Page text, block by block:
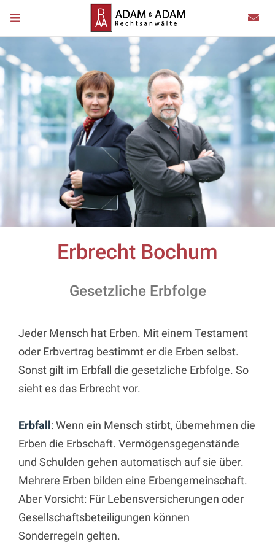
Erbrecht Bochum
Gesetzliche Erbfolge
Jeder Mensch hat Erben. Mit einem Testament
oder Erbvertrag bestimmt er die Erben selbst.
Sonst gilt im Erbfall die gesetzliche Erbfolge. So
sieht es das Erbrecht vor.
Erbfall: Wenn ein Mensch stirbt, übernehmen die
Erben die Erbschaft. Vermögensgegenstände
und Schulden gehen automatisch auf sie über.
Mehrere Erben bilden eine Erbengemeinschaft.
Aber Vorsicht: Für Lebensversicherungen oder
Gesellschaftsbeteiligungen können
Sonderregeln gelten.